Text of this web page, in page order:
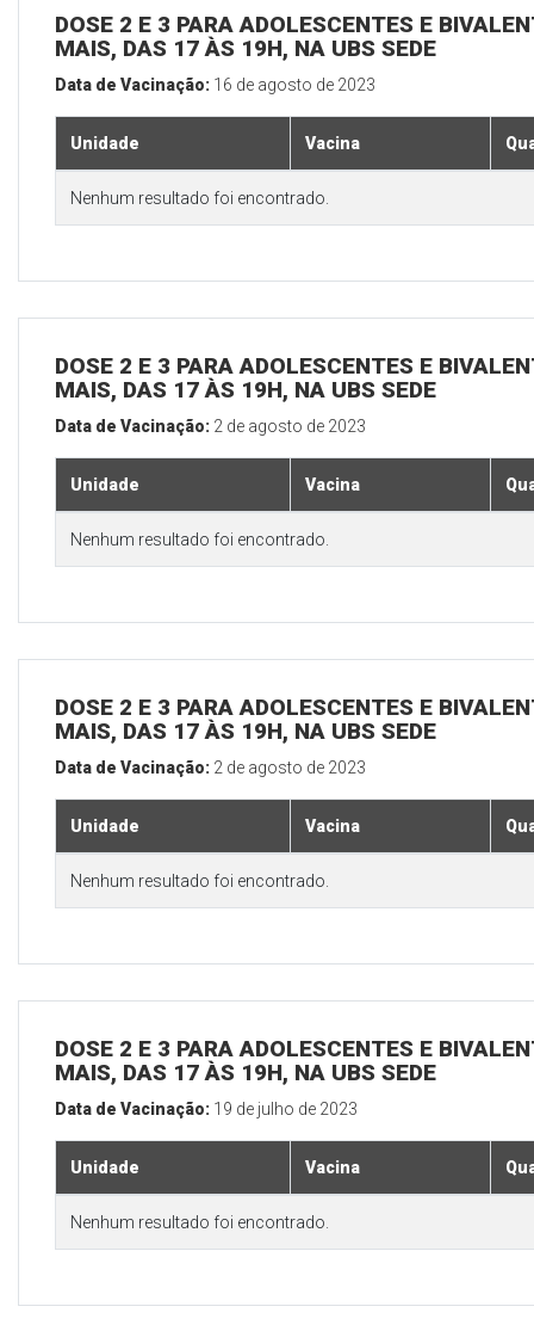
DOSE 2 E 3 PARA ADOLESCENTES E
MAIS, DAS 17 ÀS 19H, NA UBS SEDE
Data de Vacinação: 16 de agosto de 2023
Unidade Vacina
Nenhum resultado foi encontrado.
DOSE 2 E 3 PARA ADOLESCENTES E
MAIS, DAS 17 ÀS 19H, NA UBS SEDE
Data de Vacinação: 2 de agosto de 2023
Unidade Vacina
Nenhum resultado foi encontrado.
DOSE 2 E 3 PARA ADOLESCENTES E
MAIS, DAS 17 ÀS 19H, NA UBS SEDE
Data de Vacinação: 2 de agosto de 2023
Unidade Vacina
Nenhum resultado foi encontrado.
DOSE 2 E 3 PARA ADOLESCENTES E
MAIS, DAS 17 ÀS 19H, NA UBS SEDE
Data de Vacinação: 19 de julho de 2023
Unidade Vacina
Nenhum resultado foi encontrado.